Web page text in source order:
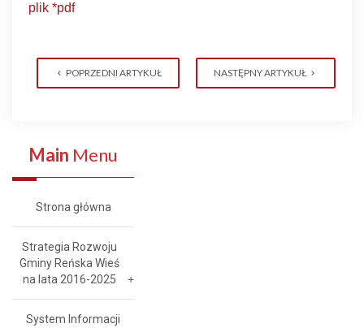
plik *pdf
POPRZEDNI ARTYKUŁ NASTĘPNY ARTYKUŁ
Main Menu
Strona główna
Strategia Rozwoju
Gminy Reńska Wieś
na lata 2016-2025
System Informacji